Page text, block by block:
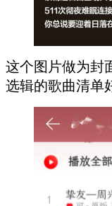
这个图片做为封
选辑的歌曲清单